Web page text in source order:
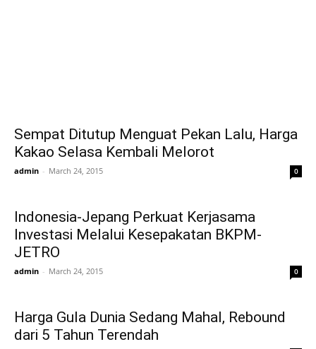
Sempat Ditutup Menguat Pekan Lalu, Harga
Kakao Selasa Kembali Melorot
admin - March 24, 2015 0
Indonesia-Jepang Perkuat Kerjasama
Investasi Melalui Kesepakatan BKPM-
JETRO
admin - March 24, 2015 0
Harga Gula Dunia Sedang Mahal, Rebound
dari 5 Tahun Terendah